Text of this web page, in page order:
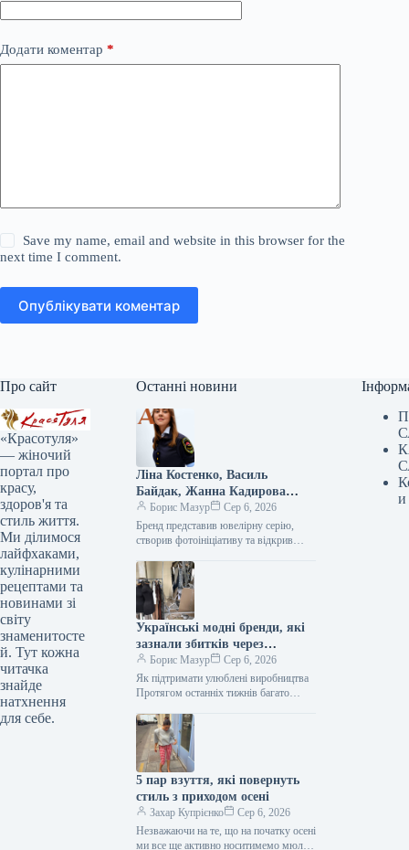
Додати коментар *
Save my name, email and website in this browser for the
next time I comment.
Опублікувати коментар
Про сайт
«Красотуля»
— жіночий
портал про
красу,
здоров'я та
стиль життя.
Ми ділимося
лайфхаками,
кулінарними
рецептами та
новинами зі
світу
знаменитосте
й. Тут кожна
читачка
знайде
натхнення
для себе.
Останні новини
Ліна Костенко, Василь
Байдак, Жанна Кадирова
долучилися до масштабного
проєкту GUNIA з нагоди Дня
Незалежності
Борис Мазур
Сер 6, 2026
Бренд представив ювелірну серію, створив фотоініціативу та відкрив експозицію, присвячену абе1111111111111111111111111111111111111111111111111111111111111111111111111111111111111111111111111111111111111111111111111111111111111111111111111111111111111111111111111111111111111111111111111111111111111111111111111111111111111111111111111111111111111111111111111111111111111111111111111111111111111111111111111111111111111111111111111111111111111111111111111111111111111111111111111111111111111111111111111111111111111111111111111111111111111111111111111111111111111111111111111111111111111111111111111111111111111111111111111111111111111111111111111111111111111111111111111111111111111111111111111111111111111111111111111111111111111111111111111111111111111111111111111111111111111111111111111111111111111111111111111111111111111111111111111111111111111111111111111111111111111111111111111111111111111111111111111111111111111111111111111111111111111111111111111111111111111111111111111111111111111111111111111111111111111111111111111111111111111111111111111111111111111111111111111111111111111111111111111111111111111111111111111111111111111111111111111111111111111111111111111111111111111111111111111111111111111111111111111111111111111111111111111111111111111111111111111111111111111111111111111111111111111111111111111111111111111111111111111111111111111111111111111111111111111111111111111111111111111111111111111111111111111111111111111111111111111111111111111111111111111111111111111111111111111111111111111111111111111111111111111111111111111111111111111111111111111111111111111111111111111111111111111111111111111111111111111111111111111111111111111111111111111111111111111111111111111111111111111111111111111111111111111111111111111111111111111111111111111111111111111111111111111111111111111111111111111111111111111111111111111111111111111111111111111111111111111111111111111111111111111111111111111111111111111111111111111111111111111111111111111111111111111111111111111111111111111111111111111111111111111111111111111111111111111111111111111111111111111111111111111111111111111111111111111111111111111111111111111111111111111111111111111111111111111111111111111111111111111111111111111111111111111111111111111111111111111111111111111111111111111111111111111111111111111111111111111111111111111111111111111111111111111111111111111111111111111111111111111111111111111111111111111111111111111111111111111111111111111111111111111111111111111111111111111111111111111111111111111111111111111111111111111111111111111111111111111111111111111111111111111111111111111111111111111111111111111111111111111111111111111111111111111111111111111111111111111111111111111111111111111111111111111111111111111111111111111111111111111111111111111111111111111111111111111111111111111111111111111111111111111111111111111111111111111111111111111111111111111111111111111111111111111111111111111111111111111111111111111111111111111111111111111111111111111111111111111111111111111111111111111111111111111111111111111111111111111111111111111111111111111111111111111111111111111111111111111111111111111111111111111111111111111111111111111111111111111111111111111111111111111111111111111111111111111111111111111111111111111111111111111111111111111111111111111111111111111111111111111111111111111111111111111111111111111111111111111111111111111111111111111111111111111111111111111111111111111111111111111111111111111111111111111111111111111111111111111111111111111111111111111111111111111111111111111111111111111111111111111111111111111111111111111111111111111111111111111111111111111111111111111111111111111111111111111111111111111111111111111111111111111111111111111111111111111111111111111111111111111111111111111111111111111111111111111111111111111111111111111111111111111111111111111111111111111111111111111111111111111111111111111111111111111111111111111111111111111111111111111111111111111111111111111111111111111111111111111111111111111111111111111111111111111111111111111111111111111111111111111111111111111111111111111111111111111111111111111111111111111111111111111111111111111111111111111111111111111111111111111111111111111111111111111111111111111111111111111111111111111111111111111111111111111111111111111111111111111111111111111111111111111111111111111111111111111111111111111111111111111111111111111111111111111111111111111111111111111111111111111111111111111111111111111111111111111111111111111111111111111111111111111111111111111111111111111111111111111111111111111111111111111111111111111111111111111111111111111111111111111111111111111111111111111111111111111111111111111111111111111111111111111111111111111111111111111111111111111111111111111111111111111111111111111111111111111111111111111111111111111111111111111111111111111111111111111111111111111111111111111111111111111111111111111111111111111111111111111111111111111111111111111111111111111111111111111111111111111111111111111111111111111111111111111111111111111111111111111111111111111111111111111111111111111111111111111111111111111111111111111111111111111111111111111111111111111111111111111111111111111111111111111111111111111111111111111111111111111111111111111111111111111111111111111111111111111111111111111111111111111111111111111111111111111111111111111111111111111111111111111111111111111111111111111111111111111111111111111111111111111111111111111111111111111111111111111111111111111111111111111111111111111111111111111111111111111111111111111111111111111111111111111111111111111111111111111111111111111111111111111111111111111111111111111111111111111111111111111111111111111111111111111111111111111111111111111111111111111111111111111111111111111111111111111111111111111111111111111111111111111111111111111111111111111111111111111111111111111111111111111111111111111111111111111111111111111111111111111111111111111111111111111111111111111111111111111111111111111111111111111111111111111111111111111111111111111111111111111111111111111111111111111111111111111111111111111111111111111111111111111111111111111111111111111111111111111111111111111111111111111111111111111111111111111111111111111111111111111111111111111111111111111111111111111111111111111111111111111111111111111111111111111111111111111111111111111111111111111111111111111111111111111111111111111111111111111111111111111111111111111111111111111111111111111111111111111111111111111111111111111111111111111111111111111111111111111111111111111111111111111111111111111111111111111111111111111111111111111111111111111111111111111111111111111111111111111111111111111111111111111111111111111111111111111111111111111111111111111111111111111111111111111111111111111111111111111111111111111111111111111111111111111111111111111111111111111111111111111111111111111111111111111111111111111111111111111111111111111111111111111111111111111111111111111111111111111111111111111111111111111111111111111111111111111111111111111111111111111111111111111111111111111111111111111111111111111111111111111111111111111111111111111111111111111111111111111111111111111111111111111111111111111111111111111111111111111111111111111111111111111111111111111111111111111111111111111111111111111111111111111111111111111111111111111111111111111111111111111111111111111111111111111111111111111111111111111111111111111111111111111111111111111111111111111111111111111111111111111111111111111111111111111111111111111111111111111111111111111111111111111111111111111111111111111111111111111111111111111111111111111111111111111111111111111111111111111111111111111111111111111111111111111111111111111111111111111111111111111111111111111111111111111111111111111111111111111111111111111111111111111111111111111111111111111111111111111111111111111111111111111111111111111111111111111111111111111111111111111111111111111111111111111111111111111111111111111111111111111111111111111111111111111111111111111111111111111111111111111111111111111111111111111111111111111111111111111111111111111111111111111111111111111111111111111111111111111111111111111111111111111111111111111111111111111111111111111111111111111111111111111111111111111111111111111111111111111111111111111111111111111111111111111111111111111111111111111111111111111111111111111111111111111111111111111111111111111111111111111111111111111111111111111111111111111111111111111111111111111111111111111111111111111111111111111111111111111111111111111111111111111111111111111111111111111111111111111111111111111111111111111111111111111111111111111111111111111111111111111111111111111111111111111111111111111111111111111111111111111111111111111111111111111111111111111111111111111111111111111111111111111111111111111111111111111111111111111111111111111111111111111111111111111111111111111111111111111111111111111111111111111111111111111111111111111111111111111111111111111111111111111111111111111111111111111111111111111111111111111111111111111111111111111111111111111111111111111111111111111111111111111111111111111111111111111111111111111111111111111111111111111111111111111111111111111111111111111111111111111111111111111111111111111111111111111111111111111111111111111111111111111111111111111111111111111111111111111111111111111111111111111111111111111111111111111111111111111111111111111111111111111111111111111111111111111111111111111111111111111111111111111111111111111111111111111111111111111111111111111111111111111111111111111111111111111111111111111111111111111111111111111111111111111111111111111111111111111111111111111111111111111111111111111111111111111111111111111111111111111111111111111111111111111111111111111111111111111111111111111111111111111111111111111111111111111111111111111111111111111111111111111111111111111111111111111111111111111111111111111111111111111111111111111111111111111111111111111111111111111111111111111111111111111111111111111111111111111111111111111111111111111111111111111111111111111111111111111111111111111111111111111111111111111111111111111111111111111111111111111111111111111111111111111111111111111111111111111111111111111111111111111111111111111111111111111111111111111111111111111111111111111111111111111111111
Українські модні бренди, які
зазнали збитків через
обстріли, та шляхи їхньої
підтримки
Борис Мазур
Сер 6, 2026
Як підтримати улюблені виробництва
Протягом останніх тижнів багато
дорогоцінну столицю Київ, зазнали
масштабних ворожих нападів із…
5 пар взуття, які повернуть
стиль з приходом осені
Захар Купрієнко
Сер 6, 2026
Незважаючи на те, що на початку осені
ми все ще активно носитимемо мюлі
и